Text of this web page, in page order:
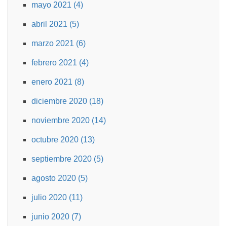
mayo 2021 (4)
abril 2021 (5)
marzo 2021 (6)
febrero 2021 (4)
enero 2021 (8)
diciembre 2020 (18)
noviembre 2020 (14)
octubre 2020 (13)
septiembre 2020 (5)
agosto 2020 (5)
julio 2020 (11)
junio 2020 (7)